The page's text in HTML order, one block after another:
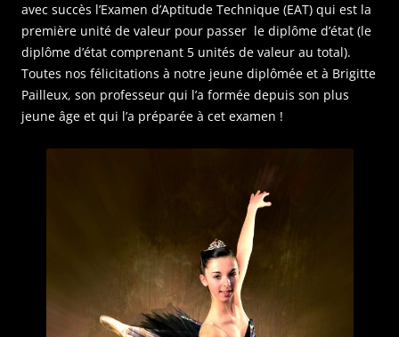
avec succès l’Examen d’Aptitude Technique (EAT) qui est la
première unité de valeur pour passer le diplôme d’état (le
diplôme d’état comprenant 5 unités de valeur au total).
Toutes nos félicitations à notre jeune diplômée et à Brigitte
Pailleux, son professeur qui l’a formée depuis son plus
jeune âge et qui l’a préparée à cet examen !